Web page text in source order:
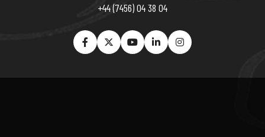
+44 (7456) 04 38 04